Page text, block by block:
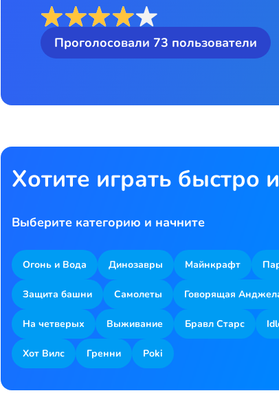
Проголосовали 73 пользователи
Хотите играть быстро
Выберите категорию и начните
Огонь и Вода Динозавры Майнкрафт
Защита башни Самолеты Говорящая
На четверых Выживание Бравл Старс
Хот Вилс Гренни Poki